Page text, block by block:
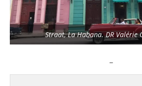
Straat, La Habana. DR Valérie